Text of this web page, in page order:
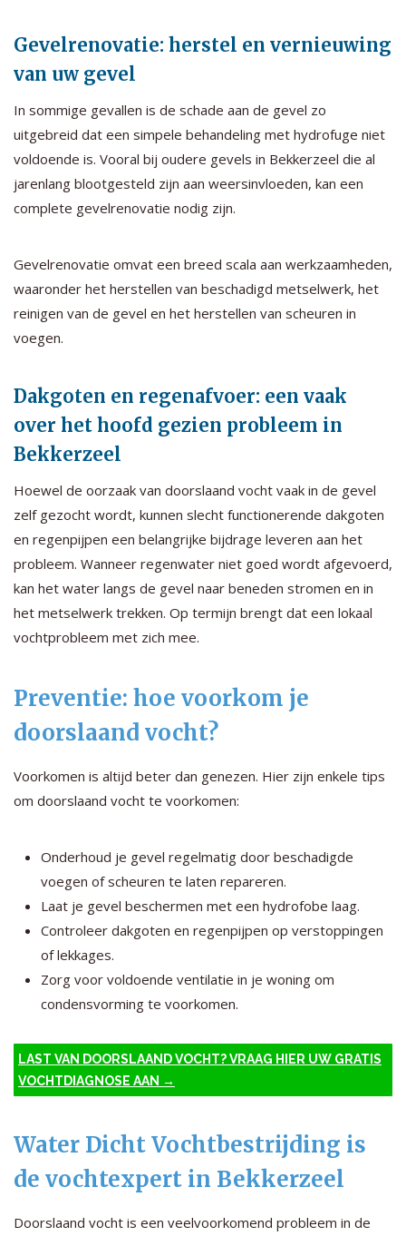
Gevelrenovatie: herstel en vernieuwing
van uw gevel
In sommige gevallen is de schade aan de gevel zo
uitgebreid dat een simpele behandeling met hydrofuge niet
voldoende is. Vooral bij oudere gevels in Bekkerzeel die al
jarenlang blootgesteld zijn aan weersinvloeden, kan een
complete gevelrenovatie nodig zijn.
Gevelrenovatie omvat een breed scala aan werkzaamheden,
waaronder het herstellen van beschadigd metselwerk, het
reinigen van de gevel en het herstellen van scheuren in
voegen.
Dakgoten en regenafvoer: een vaak
over het hoofd gezien probleem in
Bekkerzeel
Hoewel de oorzaak van doorslaand vocht vaak in de gevel
zelf gezocht wordt, kunnen slecht functionerende dakgoten
en regenpijpen een belangrijke bijdrage leveren aan het
probleem. Wanneer regenwater niet goed wordt afgevoerd,
kan het water langs de gevel naar beneden stromen en in
het metselwerk trekken. Op termijn brengt dat een lokaal
vochtprobleem met zich mee.
Preventie: hoe voorkom je
doorslaand vocht?
Voorkomen is altijd beter dan genezen. Hier zijn enkele tips
om doorslaand vocht te voorkomen:
Onderhoud je gevel regelmatig door beschadigde
voegen of scheuren te laten repareren.
Laat je gevel beschermen met een hydrofobe laag.
Controleer dakgoten en regenpijpen op verstoppingen
of lekkages.
Zorg voor voldoende ventilatie in je woning om
condensvorming te voorkomen.
LAST VAN DOORSLAAND VOCHT? VRAAG HIER UW GRATIS
VOCHTDIAGNOSE AAN →
Water Dicht Vochtbestrijding is
de vochtexpert in Bekkerzeel
Doorslaand vocht is een veelvoorkomend probleem in de